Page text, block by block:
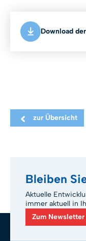
Download
zur Übersicht
Bleiben
Aktuelle
immer aktuell in
Zum Newsletter